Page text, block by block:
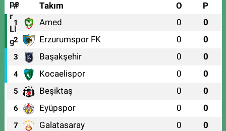
# Takım O P
1 Amed 0 0
2 Erzurumspor FK 0 0
3 Başakşehir 0 0
4 Kocaelispor 0 0
5 Beşiktaş 0 0
6 Eyüpspor 0 0
7 Galatasaray 0 0